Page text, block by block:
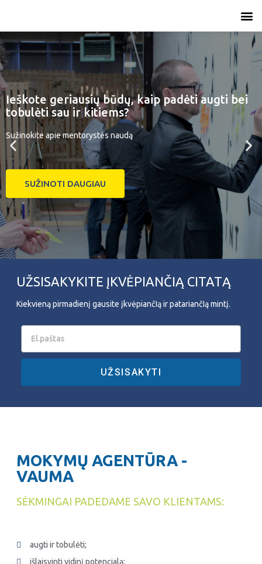
Ieškote geriausių būdų, kaip padėti augti bei
tobulėti sau ir kitiems?
Sužinokite apie mentorystės naudą
SUŽINOTI DAUGIAU
UŽSISAKYKITE ĮKVĖPIANČIĄ CITATĄ
Kiekvieną pirmadienį gausite įkvėpiančIą ir patariančIą mintį.
UŽSISAKYTI
MOKYMŲ AGENTŪRA -
VAUMA
SĖKMINGAI PADEDAME SAVO KLIENTAMS:
augti ir tobulėti;
išlaisvinti vidinį potencialą;